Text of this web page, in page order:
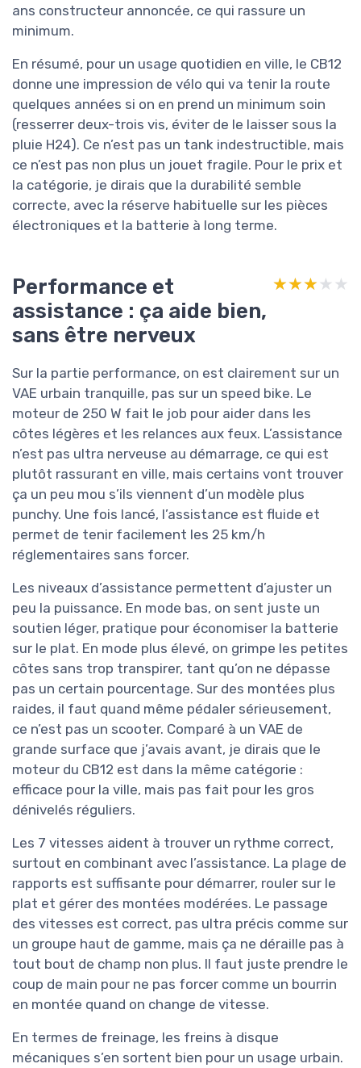
ans constructeur annoncée, ce qui rassure un
minimum.
En résumé, pour un usage quotidien en ville, le CB12
donne une impression de vélo qui va tenir la route
quelques années si on en prend un minimum soin
(resserrer deux-trois vis, éviter de le laisser sous la
pluie H24). Ce n’est pas un tank indestructible, mais
ce n’est pas non plus un jouet fragile. Pour le prix et
la catégorie, je dirais que la durabilité semble
correcte, avec la réserve habituelle sur les pièces
électroniques et la batterie à long terme.
Performance et
assistance : ça aide bien,
sans être nerveux
★★★★★
★★★★★
Sur la partie performance, on est clairement sur un
VAE urbain tranquille, pas sur un speed bike. Le
moteur de 250 W fait le job pour aider dans les
côtes légères et les relances aux feux. L’assistance
n’est pas ultra nerveuse au démarrage, ce qui est
plutôt rassurant en ville, mais certains vont trouver
ça un peu mou s’ils viennent d’un modèle plus
punchy. Une fois lancé, l’assistance est fluide et
permet de tenir facilement les 25 km/h
réglementaires sans forcer.
Les niveaux d’assistance permettent d’ajuster un
peu la puissance. En mode bas, on sent juste un
soutien léger, pratique pour économiser la batterie
sur le plat. En mode plus élevé, on grimpe les petites
côtes sans trop transpirer, tant qu’on ne dépasse
pas un certain pourcentage. Sur des montées plus
raides, il faut quand même pédaler sérieusement,
ce n’est pas un scooter. Comparé à un VAE de
grande surface que j’avais avant, je dirais que le
moteur du CB12 est dans la même catégorie :
efficace pour la ville, mais pas fait pour les gros
dénivelés réguliers.
Les 7 vitesses aident à trouver un rythme correct,
surtout en combinant avec l’assistance. La plage de
rapports est suffisante pour démarrer, rouler sur le
plat et gérer des montées modérées. Le passage
des vitesses est correct, pas ultra précis comme sur
un groupe haut de gamme, mais ça ne déraille pas à
tout bout de champ non plus. Il faut juste prendre le
coup de main pour ne pas forcer comme un bourrin
en montée quand on change de vitesse.
En termes de freinage, les freins à disque
mécaniques s’en sortent bien pour un usage urbain.